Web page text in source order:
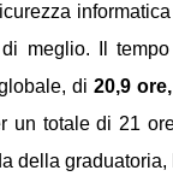
meglio.
Il
di 20,9
un totale di 21
della